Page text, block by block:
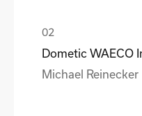
Dometic WAECO
Michael Reinecker